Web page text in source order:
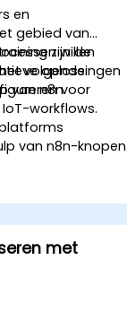
en
gebied van
willen
oplossingen
van n8n.
zijn de
volgende:
voor
workflows.
van n8n-knopen
taken en -
en REST
n8n-workflows.
en
met